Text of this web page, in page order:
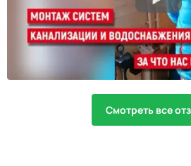
Смотреть все